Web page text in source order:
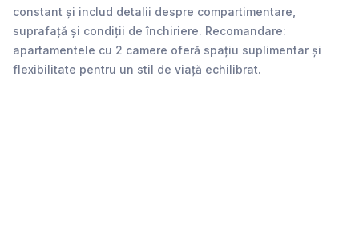
constant și includ detalii despre compartimentare,
suprafață și condiții de închiriere. Recomandare:
apartamentele cu 2 camere oferă spațiu suplimentar și
flexibilitate pentru un stil de viață echilibrat.